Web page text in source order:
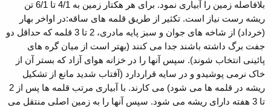
بلافاصله زمین را آبیاری نمود. برای هر هکتار زمین به 4/1 تا 6/1 تن
ریشه رست نیاز است. تکثیر از طریق قلمه های ساقه:در اواخر بهار
(خرداد) از شاخه های جوان و سبز پایه مادری، 2 تا 3 قلمه که حداقل دو
جفت برگ داشته باشند جدا می کنند (بهتر است از میان گره های
پائینی انتخاب شوند). سپس آنها را در خزانه هوای آزاد که بستر آن از
خاک نرمی پوشیدو و در سایه قراردارد (آفتاب شدید مانع از تشکیل
ریشه در قلمه ها می شود) می کارند. با آبیاری مرتب قلمه ها پس از 2
تا 3 هفته دارای ریشه می شود. سپس آنها را به زمین اصلی منتقل می